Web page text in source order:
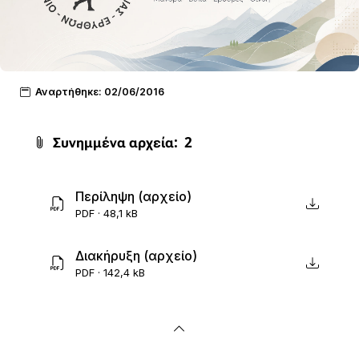
Αναρτήθηκε: 02/06/2016
Συνημμένα αρχεία: 2
Περίληψη (αρχείο)
PDF · 48,1 kB
Διακήρυξη (αρχείο)
PDF · 142,4 kB